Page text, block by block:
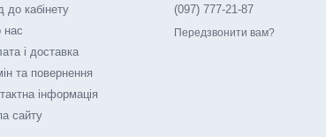
до кабінету
нас
і доставка
та повернення
інформація
сайту
(097) 777-21-87
Передзвонити вам?